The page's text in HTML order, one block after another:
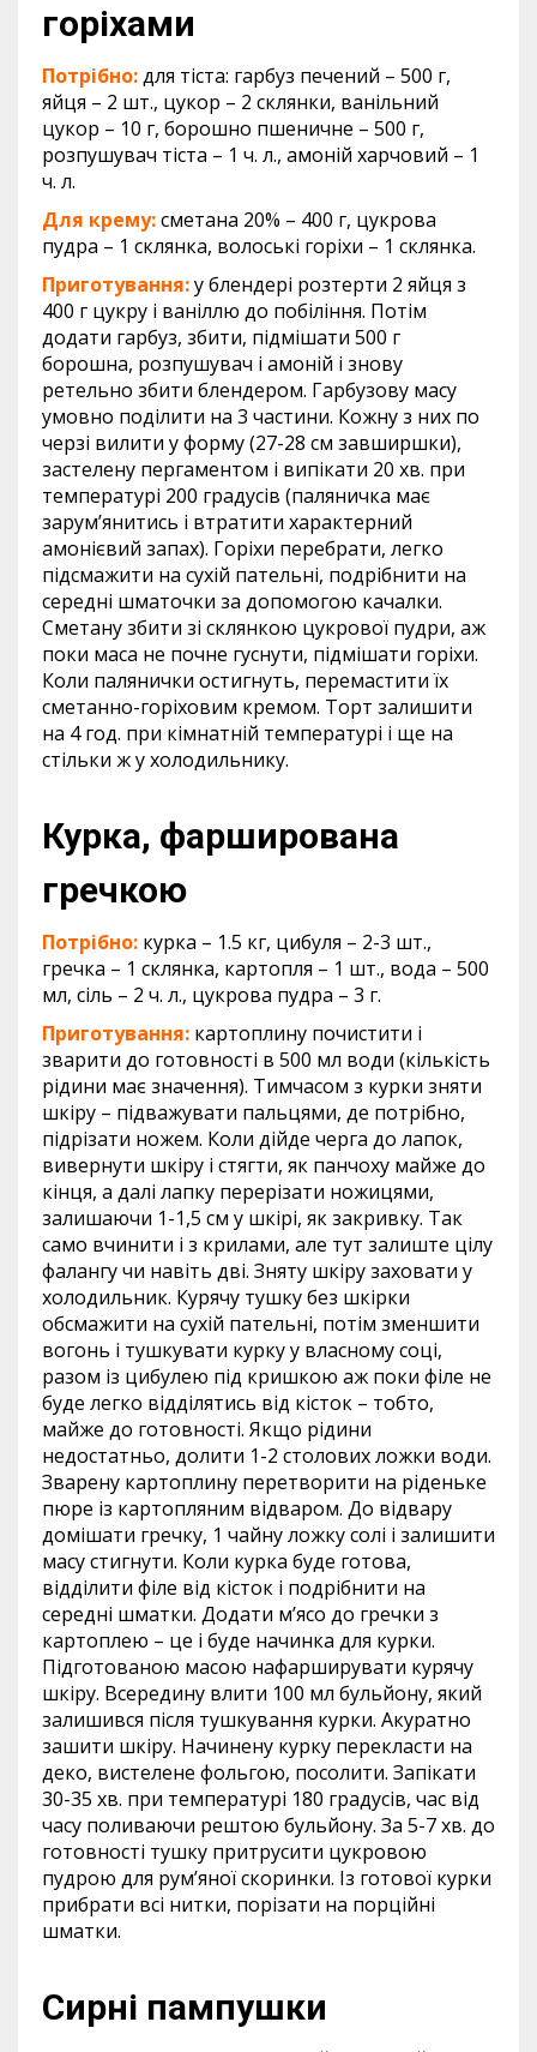
горіхами
Потрібно:для тіста: гарбуз печений – 500 г,
яйця – 2 шт., цукор – 2 склянки, ванільний
цукор – 10 г, борошно пшеничне – 500 г,
розпушувач тіста – 1 ч. л., амоній харчовий – 1
ч. л.
Для крему:сметана 20% – 400 г, цукрова
пудра – 1 склянка, волоські горіхи – 1 склянка.
Приготування:у блендері розтерти 2 яйця з
400 г цукру і ваніллю до побіління. Потім
додати гарбуз, збити, підмішати 500 г
борошна, розпушувач і амоній і знову
ретельно збити блендером. Гарбузову масу
умовно поділити на 3 частини. Кожну з них по
черзі вилити у форму (27-28 см завширшки),
застелену пергаментом і випікати 20 хв. при
температурі 200 градусів (паляничка має
зарум’янитись і втратити характерний
амонієвий запах). Горіхи перебрати, легко
підсмажити на сухій пательні, подрібнити на
середні шматочки за допомогою качалки.
Сметану збити зі склянкою цукрової пудри, аж
поки маса не почне гуснути, підмішати горіхи.
Коли палянички остигнуть, перемастити їх
сметанно-горіховим кремом. Торт залишити
на 4 год. при кімнатній температурі і ще на
стільки ж у холодильнику.
Курка, фарширована
гречкою
Потрібно: курка – 1.5 кг, цибуля – 2-3 шт.,
гречка – 1 склянка, картопля – 1 шт., вода – 500
мл, сіль – 2 ч. л., цукрова пудра – 3 г.
Приготування: картоплину почистити і
зварити до готовності в 500 мл води (кількість
рідини має значення). Тимчасом з курки зняти
шкіру – підважувати пальцями, де потрібно,
підрізати ножем. Коли дійде черга до лапок,
вивернути шкіру і стягти, як панчоху майже до
кінця, а далі лапку перерізати ножицями,
залишаючи 1-1,5 см у шкірі, як закривку. Так
само вчинити і з крилами, але тут залиште цілу
фалангу чи навіть дві. Зняту шкіру заховати у
холодильник. Курячу тушку без шкірки
обсмажити на сухій пательні, потім зменшити
вогонь і тушкувати курку у власному соці,
разом із цибулею під кришкою аж поки філе не
буде легко відділятись від кісток – тобто,
майже до готовності. Якщо рідини
недостатньо, долити 1-2 столових ложки води.
Зварену картоплину перетворити на ріденьке
пюре із картопляним відваром. До відвару
домішати гречку, 1 чайну ложку солі і залишити
масу стигнути. Коли курка буде готова,
відділити філе від кісток і подрібнити на
середні шматки. Додати м’ясо до гречки з
картоплею – це і буде начинка для курки.
Підготованою масою нафарширувати курячу
шкіру. Всередину влити 100 мл бульйону, який
залишився після тушкування курки. Акуратно
зашити шкіру. Начинену курку перекласти на
деко, вистелене фольгою, посолити. Запікати
30-35 хв. при температурі 180 градусів, час від
часу поливаючи рештою бульйону. За 5-7 хв. до
готовності тушку притрусити цукровою
пудрою для рум’яної скоринки. Із готової курки
прибрати всі нитки, порізати на порційні
шматки.
Сирні пампушки